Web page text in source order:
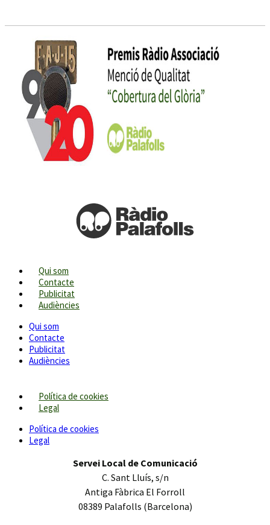
Qui som
Contacte
Publicitat
Audiències
Qui som
Contacte
Publicitat
Audiències
Política de cookies
Legal
Política de cookies
Legal
Servei Local de Comunicació
C. Sant Lluís, s/n
Antiga Fàbrica El Forroll
08389 Palafolls (Barcelona)